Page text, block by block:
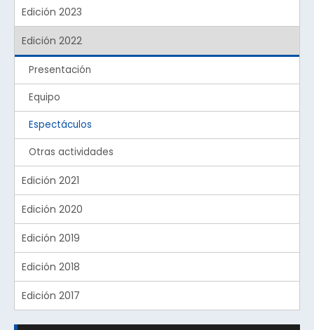
Edición 2023
Edición 2022
Presentación
Equipo
Espectáculos
Otras actividades
Edición 2021
Edición 2020
Edición 2019
Edición 2018
Edición 2017